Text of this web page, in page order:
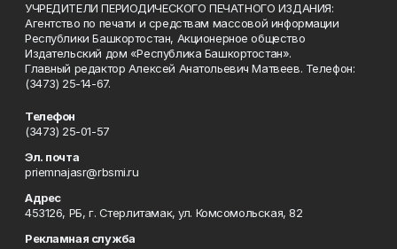
УЧРЕДИТЕЛИ ПЕРИОДИЧЕСКОГО ПЕЧАТНОГО ИЗДАНИЯ:
Агентство по печати и средствам массовой информации
Республики Башкортостан, Акционерное общество
Издательский дом «Республика Башкортостан».
Главный редактор Алексей Анатольевич Матвеев. Телефон:
(3473) 25-14-67.
Телефон
(3473) 25-01-57
Эл. почта
priemnajasr@rbsmi.ru
Адрес
453126, РБ, г. Стерлитамак, ул. Комсомольская, 82
Рекламная служба